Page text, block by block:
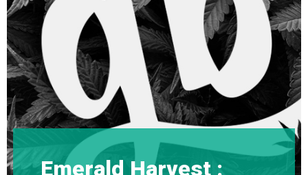
Emerald Harvest :